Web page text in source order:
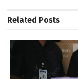
Related Posts